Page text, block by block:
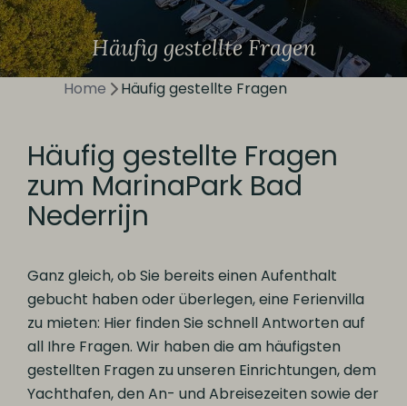
Häufig gestellte Fragen
Home Häufig gestellte Fragen
Häufig gestellte Fragen
zum MarinaPark Bad
Nederrijn
Ganz gleich, ob Sie bereits einen Aufenthalt
gebucht haben oder überlegen, eine Ferienvilla
zu mieten: Hier finden Sie schnell Antworten auf
all Ihre Fragen. Wir haben die am häufigsten
gestellten Fragen zu unseren Einrichtungen, dem
Yachthafen, den An- und Abreisezeiten sowie der